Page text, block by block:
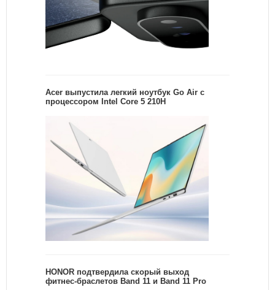
Acer выпустила легкий ноутбук Go Air c
процессором Intel Core 5 210H
HONOR подтвердила скорый выход
фитнес-браслетов Band 11 и Band 11 Pro